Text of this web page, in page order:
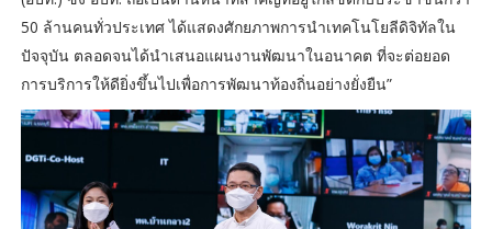
50 ล้านคนทั่วประเทศ ได้แสดงศักยภาพการนำเทคโนโยลีดิจิทัลใน
ปัจจุบัน ตลอดจนได้นำเสนอแผนงานพัฒนาในอนาคต ที่จะต่อยอด
การบริการให้ดียิ่งขึ้นไปเพื่อการพัฒนาท้องถิ่นอย่างยั่งยืน”